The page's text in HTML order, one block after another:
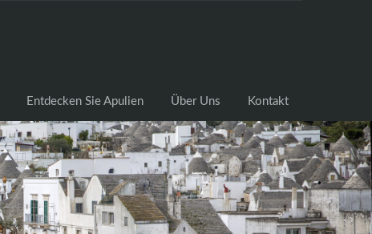
Entdecken Sie Apulien Über Uns Kontakt